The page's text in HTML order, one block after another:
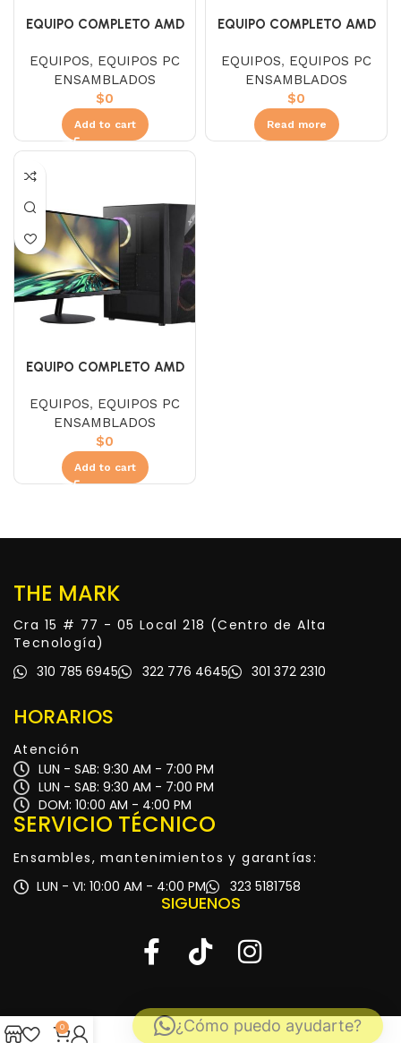
EQUIPO COMPLETO AMD
EQUIPOS, EQUIPOS PC
ENSAMBLADOS
$0
Add to cart
EQUIPO COMPLETO AMD
6GB
EQUIPOS, EQUIPOS PC
ENSAMBLADOS
$0
Read more
EQUIPO COMPLETO AMD
EQUIPOS, EQUIPOS PC
ENSAMBLADOS
$0
Add to cart
THE MARK
Cra 15 # 77 - 05 Local 218 (Centro de Alta
Tecnología)
310 785 6945
322 776 4645 301 372 2310
HORARIOS
Atención
LUN - SAB: 9:30 AM - 7:00 PM
LUN - SAB: 9:30 AM - 7:00 PM
DOM: 10:00 AM - 4:00 PM
SERVICIO TÉCNICO
Ensambles, mantenimientos y garantías:
LUN - VI: 10:00 AM - 4:00 PM
323 5181758
SIGUENOS
0 ¿Cómo puedo ayudarte?